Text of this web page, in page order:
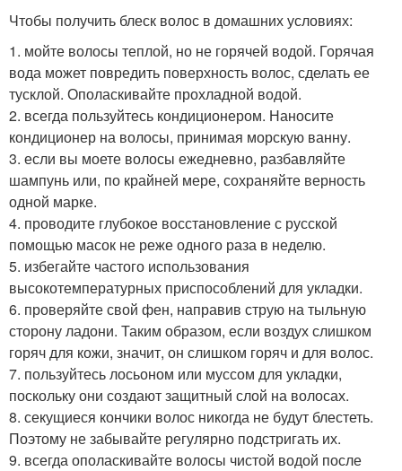
Чтобы получить блеск волос в домашних условиях:
1. мойте волосы теплой, но не горячей водой. Горячая
вода может повредить поверхность волос, сделать ее
тусклой. Ополаскивайте прохладной водой.
2. всегда пользуйтесь кондиционером. Наносите
кондиционер на волосы, принимая морскую ванну.
3. если вы моете волосы ежедневно, разбавляйте
шампунь или, по крайней мере, сохраняйте верность
одной марке.
4. проводите глубокое восстановление с русской
помощью масок не реже одного раза в неделю.
5. избегайте частого использования
высокотемпературных приспособлений для укладки.
6. проверяйте свой фен, направив струю на тыльную
сторону ладони. Таким образом, если воздух слишком
горяч для кожи, значит, он слишком горяч и для волос.
7. пользуйтесь лосьоном или муссом для укладки,
поскольку они создают защитный слой на волосах.
8. секущиеся кончики волос никогда не будут блестеть.
Поэтому не забывайте регулярно подстригать их.
9. всегда ополаскивайте волосы чистой водой после